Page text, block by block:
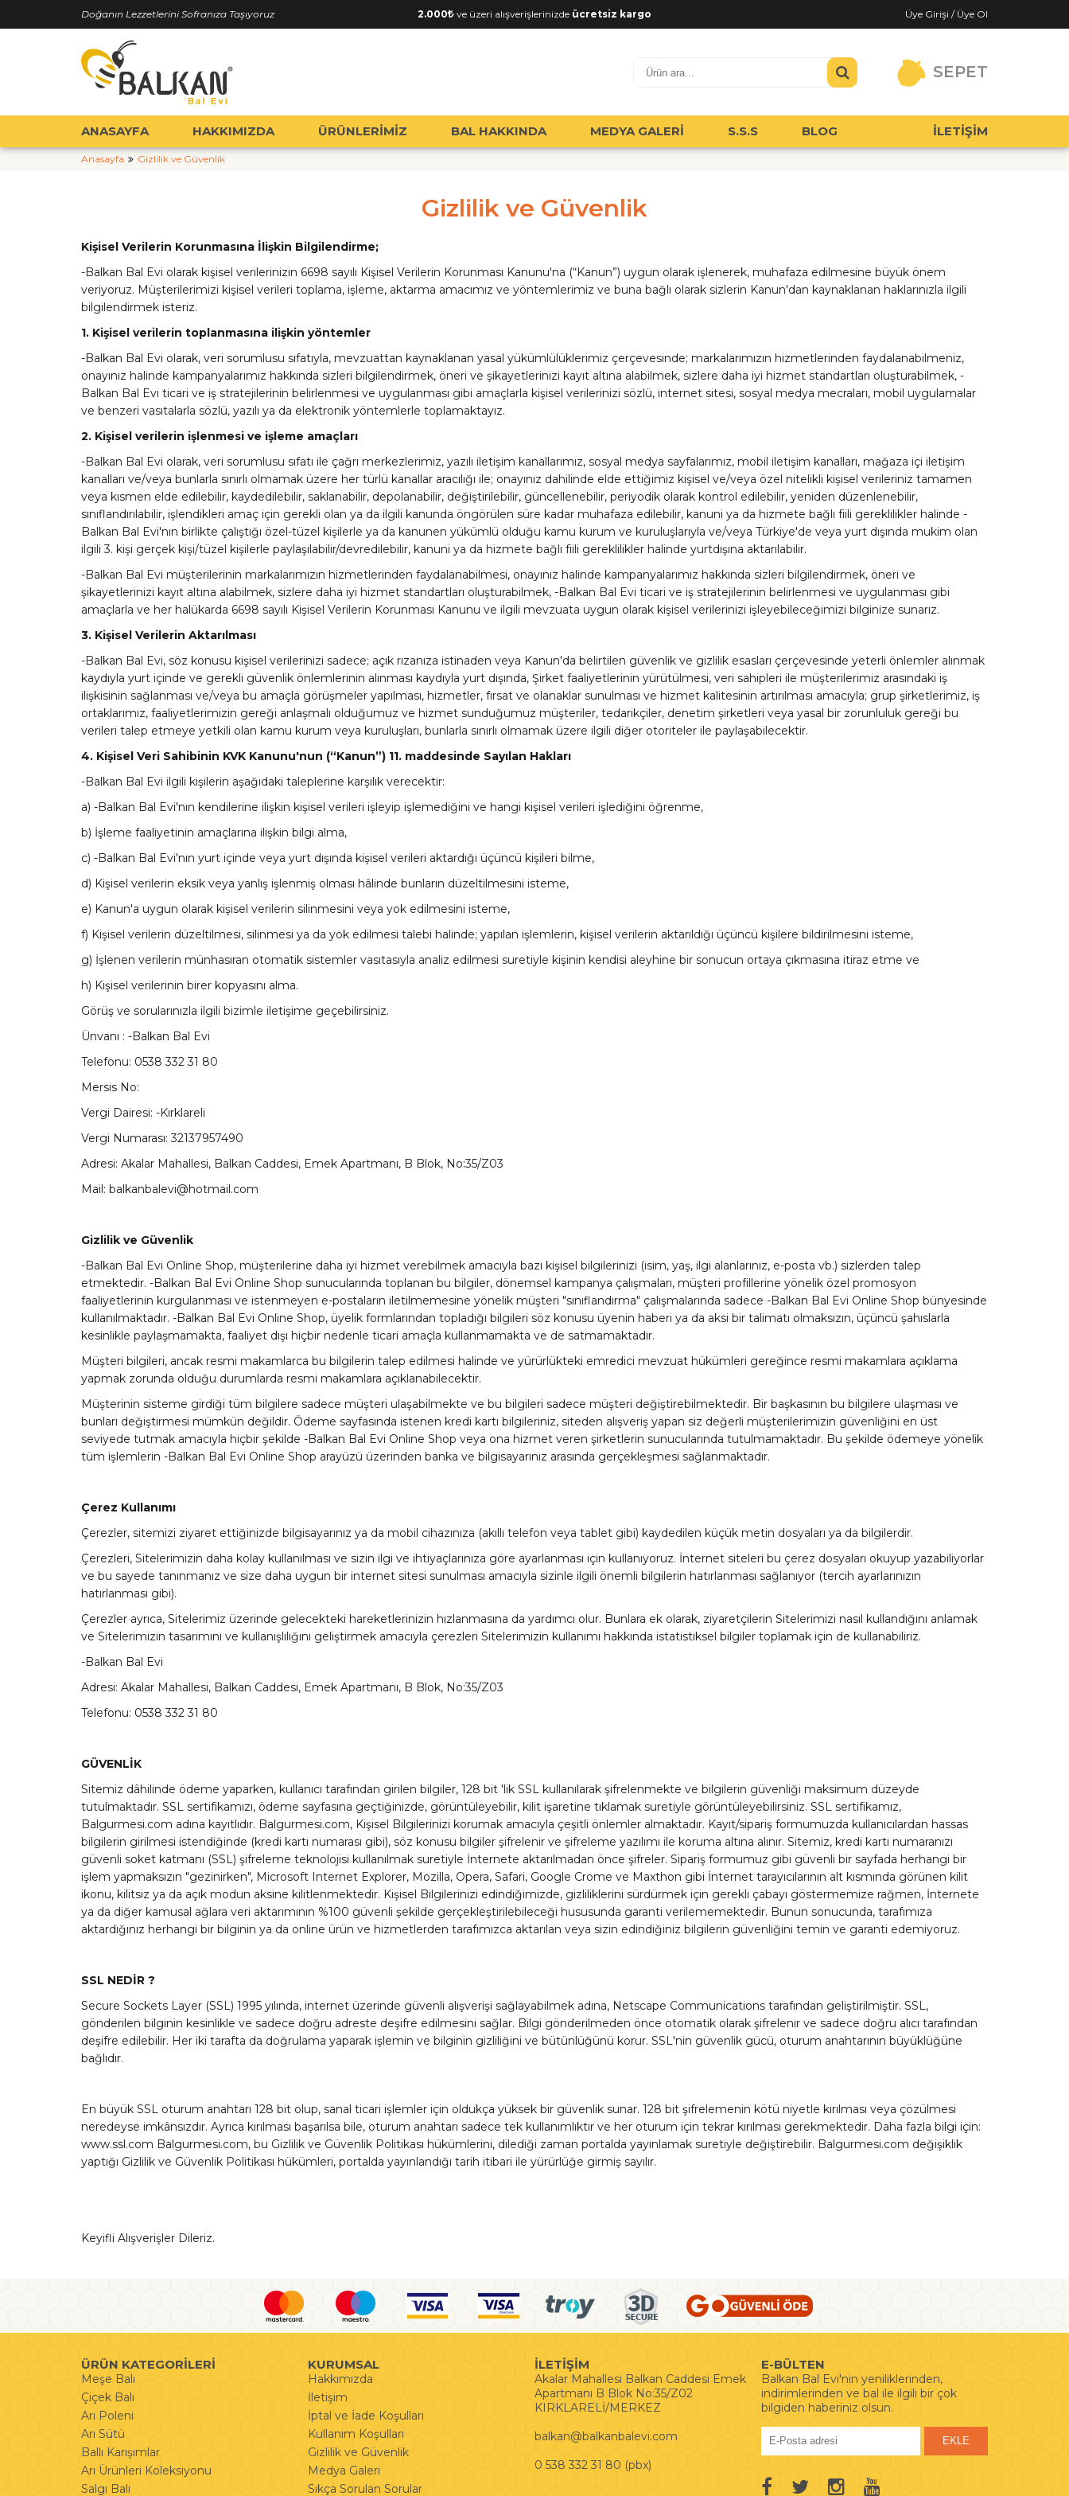
Doğanın Lezzetlerini Sofranıza Taşıyoruz 2.000 ve üzeri alışverişlerinizde ücretsiz kargo Üye Girişi / Üye Ol
SEPET
ANASAYFA HAKKIMIZDA ÜRÜNLERİMİZ BAL HAKKINDA MEDYA GALERİ S.S.S BLOG İLETİŞİM
Anasayfa Gizlilik ve Güvenlik
Gizlilik ve Güvenlik
Kişisel Verilerin Korunmasına İlişkin Bilgilendirme;
-Balkan Bal Evi olarak kişisel verilerinizin 6698 sayılı Kişisel Verilerin Korunması Kanunu'na (“Kanun”) uygun olarak işlenerek, muhafaza edilmesine büyük önem
veriyoruz. Müşterilerimizi kişisel verileri toplama, işleme, aktarma amacımız ve yöntemlerimiz ve buna bağlı olarak sizlerin Kanun'dan kaynaklanan haklarınızla ilgili
bilgilendirmek isteriz.
1. Kişisel verilerin toplanmasına ilişkin yöntemler
-Balkan Bal Evi olarak, veri sorumlusu sıfatıyla, mevzuattan kaynaklanan yasal yükümlülüklerimiz çerçevesinde; markalarımızın hizmetlerinden faydalanabilmeniz,
onayınız halinde kampanyalarımız hakkında sizleri bilgilendirmek, öneri ve şikayetlerinizi kayıt altına alabilmek, sizlere daha iyi hizmet standartları oluşturabilmek, -
Balkan Bal Evi ticari ve iş stratejilerinin belirlenmesi ve uygulanması gibi amaçlarla kişisel verilerinizi sözlü, internet sitesi, sosyal medya mecraları, mobil uygulamalar
ve benzeri vasıtalarla sözlü, yazılı ya da elektronik yöntemlerle toplamaktayız.
2. Kişisel verilerin işlenmesi ve işleme amaçları
-Balkan Bal Evi olarak, veri sorumlusu sıfatı ile çağrı merkezlerimiz, yazılı iletişim kanallarımız, sosyal medya sayfalarımız, mobil iletişim kanalları, mağaza içi iletişim
kanalları ve/veya bunlarla sınırlı olmamak üzere her türlü kanallar aracılığı ile; onayınız dahilinde elde ettiğimiz kişisel ve/veya özel nitelikli kişisel verileriniz tamamen
veya kısmen elde edilebilir, kaydedilebilir, saklanabilir, depolanabilir, değiştirilebilir, güncellenebilir, periyodik olarak kontrol edilebilir, yeniden düzenlenebilir,
sınıflandırılabilir, işlendikleri amaç için gerekli olan ya da ilgili kanunda öngörülen süre kadar muhafaza edilebilir, kanuni ya da hizmete bağlı fiili gereklilikler halinde -
Balkan Bal Evi'nın birlikte çalıştığı özel-tüzel kişilerle ya da kanunen yükümlü olduğu kamu kurum ve kuruluşlarıyla ve/veya Türkiye'de veya yurt dışında mukim olan
ilgili 3. kişi gerçek kişi/tüzel kişilerle paylaşılabilir/devredilebilir, kanuni ya da hizmete bağlı fiili gereklilikler halinde yurtdışına aktarılabilir.
-Balkan Bal Evi müşterilerinin markalarımızın hizmetlerinden faydalanabilmesi, onayınız halinde kampanyalarımız hakkında sizleri bilgilendirmek, öneri ve
şikayetlerinizi kayıt altına alabilmek, sizlere daha iyi hizmet standartları oluşturabilmek, -Balkan Bal Evi ticari ve iş stratejilerinin belirlenmesi ve uygulanması gibi
amaçlarla ve her halükarda 6698 sayılı Kişisel Verilerin Korunması Kanunu ve ilgili mevzuata uygun olarak kişisel verilerinizi işleyebileceğimizi bilginize sunarız.
3. Kişisel Verilerin Aktarılması
-Balkan Bal Evi, söz konusu kişisel verilerinizi sadece; açık rızanıza istinaden veya Kanun'da belirtilen güvenlik ve gizlilik esasları çerçevesinde yeterli önlemler alınmak
kaydıyla yurt içinde ve gerekli güvenlik önlemlerinin alınması kaydıyla yurt dışında, Şirket faaliyetlerinin yürütülmesi, veri sahipleri ile müşterilerimiz arasındaki iş
ilişkisinin sağlanması ve/veya bu amaçla görüşmeler yapılması, hizmetler, fırsat ve olanaklar sunulması ve hizmet kalitesinin artırılması amacıyla; grup şirketlerimiz, iş
ortaklarımız, faaliyetlerimizin gereği anlaşmalı olduğumuz ve hizmet sunduğumuz müşteriler, tedarikçiler, denetim şirketleri veya yasal bir zorunluluk gereği bu
verileri talep etmeye yetkili olan kamu kurum veya kuruluşları, bunlarla sınırlı olmamak üzere ilgili diğer otoriteler ile paylaşabilecektir.
4. Kişisel Veri Sahibinin KVK Kanunu'nun (“Kanun”) 11. maddesinde Sayılan Hakları
-Balkan Bal Evi ilgili kişilerin aşağıdaki taleplerine karşılık verecektir:
a) -Balkan Bal Evi'nın kendilerine ilişkin kişisel verileri işleyip işlemediğini ve hangi kişisel verileri işlediğini öğrenme,
b) İşleme faaliyetinin amaçlarına ilişkin bilgi alma,
c) -Balkan Bal Evi'nın yurt içinde veya yurt dışında kişisel verileri aktardığı üçüncü kişileri bilme,
d) Kişisel verilerin eksik veya yanlış işlenmiş olması hâlinde bunların düzeltilmesini isteme,
e) Kanun'a uygun olarak kişisel verilerin silinmesini veya yok edilmesini isteme,
f) Kişisel verilerin düzeltilmesi, silinmesi ya da yok edilmesi talebi halinde; yapılan işlemlerin, kişisel verilerin aktarıldığı üçüncü kişilere bildirilmesini isteme,
g) İşlenen verilerin münhasıran otomatik sistemler vasıtasıyla analiz edilmesi suretiyle kişinin kendisi aleyhine bir sonucun ortaya çıkmasına itiraz etme ve
h) Kişisel verilerinin birer kopyasını alma.
Görüş ve sorularınızla ilgili bizimle iletişime geçebilirsiniz.
Ünvanı : -Balkan Bal Evi
Telefonu: 0538 332 31 80
Mersis No:
Vergi Dairesi: -Kırklareli
Vergi Numarası: 32137957490
Adresi: Akalar Mahallesi, Balkan Caddesi, Emek Apartmanı, B Blok, No:35/Z03
Mail: balkanbalevi@hotmail.com
Gizlilik ve Güvenlik
-Balkan Bal Evi Online Shop, müşterilerine daha iyi hizmet verebilmek amacıyla bazı kişisel bilgilerinizi (isim, yaş, ilgi alanlarınız, e-posta vb.) sizlerden talep
etmektedir. -Balkan Bal Evi Online Shop sunucularında toplanan bu bilgiler, dönemsel kampanya çalışmaları, müşteri profillerine yönelik özel promosyon
faaliyetlerinin kurgulanması ve istenmeyen e-postaların iletilmemesine yönelik müşteri "sınıflandırma" çalışmalarında sadece -Balkan Bal Evi Online Shop bünyesinde
kullanılmaktadır. -Balkan Bal Evi Online Shop, üyelik formlarından topladığı bilgileri söz konusu üyenin haberi ya da aksi bir talimatı olmaksızın, üçüncü şahıslarla
kesinlikle paylaşmamakta, faaliyet dışı hiçbir nedenle ticari amaçla kullanmamakta ve de satmamaktadır.
Müşteri bilgileri, ancak resmi makamlarca bu bilgilerin talep edilmesi halinde ve yürürlükteki emredici mevzuat hükümleri gereğince resmi makamlara açıklama
yapmak zorunda olduğu durumlarda resmi makamlara açıklanabilecektir.
Müşterinin sisteme girdiği tüm bilgilere sadece müşteri ulaşabilmekte ve bu bilgileri sadece müşteri değiştirebilmektedir. Bir başkasının bu bilgilere ulaşması ve
bunları değiştirmesi mümkün değildir. Ödeme sayfasında istenen kredi kartı bilgileriniz, siteden alışveriş yapan siz değerli müşterilerimizin güvenliğini en üst
seviyede tutmak amacıyla hiçbir şekilde -Balkan Bal Evi Online Shop veya ona hizmet veren şirketlerin sunucularında tutulmamaktadır. Bu şekilde ödemeye yönelik
tüm işlemlerin -Balkan Bal Evi Online Shop arayüzü üzerinden banka ve bilgisayarınız arasında gerçekleşmesi sağlanmaktadır.
Çerez Kullanımı
Çerezler, sitemizi ziyaret ettiğinizde bilgisayarınız ya da mobil cihazınıza (akıllı telefon veya tablet gibi) kaydedilen küçük metin dosyaları ya da bilgilerdir.
Çerezleri, Sitelerimizin daha kolay kullanılması ve sizin ilgi ve ihtiyaçlarınıza göre ayarlanması için kullanıyoruz. İnternet siteleri bu çerez dosyaları okuyup yazabiliyorlar
ve bu sayede tanınmanız ve size daha uygun bir internet sitesi sunulması amacıyla sizinle ilgili önemli bilgilerin hatırlanması sağlanıyor (tercih ayarlarınızın
hatırlanması gibi).
Çerezler ayrıca, Sitelerimiz üzerinde gelecekteki hareketlerinizin hızlanmasına da yardımcı olur. Bunlara ek olarak, ziyaretçilerin Sitelerimizi nasıl kullandığını anlamak
ve Sitelerimizin tasarımını ve kullanışlılığını geliştirmek amacıyla çerezleri Sitelerimizin kullanımı hakkında istatistiksel bilgiler toplamak için de kullanabiliriz.
-Balkan Bal Evi
Adresi: Akalar Mahallesi, Balkan Caddesi, Emek Apartmanı, B Blok, No:35/Z03
Telefonu: 0538 332 31 80
GÜVENLİK
Sitemiz dâhilinde ödeme yaparken, kullanıcı tarafından girilen bilgiler, 128 bit 'lik SSL kullanılarak şifrelenmekte ve bilgilerin güvenliği maksimum düzeyde
tutulmaktadır. SSL sertifikamızı, ödeme sayfasına geçtiğinizde, görüntüleyebilir, kilit işaretine tıklamak suretiyle görüntüleyebilirsiniz. SSL sertifikamız,
Balgurmesi.com adına kayıtlıdır. Balgurmesi.com, Kişisel Bilgilerinizi korumak amacıyla çeşitli önlemler almaktadır. Kayıt/sipariş formumuzda kullanıcılardan hassas
bilgilerin girilmesi istendiğinde (kredi kartı numarası gibi), söz konusu bilgiler şifrelenir ve şifreleme yazılımı ile koruma altına alınır. Sitemiz, kredi kartı numaranızı
güvenli soket katmanı (SSL) şifreleme teknolojisi kullanılmak suretiyle İnternete aktarılmadan önce şifreler. Sipariş formumuz gibi güvenli bir sayfada herhangi bir
işlem yapmaksızın "gezinirken", Microsoft Internet Explorer, Mozilla, Opera, Safari, Google Crome ve Maxthon gibi İnternet tarayıcılarının alt kısmında görünen kilit
ikonu, kilitsiz ya da açık modun aksine kilitlenmektedir. Kişisel Bilgilerinizi edindiğimizde, gizliliklerini sürdürmek için gerekli çabayı göstermemize rağmen, İnternete
ya da diğer kamusal ağlara veri aktarımının %100 güvenli şekilde gerçekleştirilebileceği hususunda garanti verilememektedir. Bunun sonucunda, tarafımıza
aktardığınız herhangi bir bilginin ya da online ürün ve hizmetlerden tarafımızca aktarılan veya sizin edindiğiniz bilgilerin güvenliğini temin ve garanti edemiyoruz.
SSL NEDİR ?
Secure Sockets Layer (SSL) 1995 yılında, internet üzerinde güvenli alışverişi sağlayabilmek adına, Netscape Communications tarafından geliştirilmiştir. SSL,
gönderilen bilginin kesinlikle ve sadece doğru adreste deşifre edilmesini sağlar. Bilgi gönderilmeden önce otomatik olarak şifrelenir ve sadece doğru alıcı tarafından
deşifre edilebilir. Her iki tarafta da doğrulama yaparak işlemin ve bilginin gizliliğini ve bütünlüğünü korur. SSL'nin güvenlik gücü, oturum anahtarının büyüklüğüne
bağlıdır.
En büyük SSL oturum anahtarı 128 bit olup, sanal ticari işlemler için oldukça yüksek bir güvenlik sunar. 128 bit şifrelemenin kötü niyetle kırılması veya çözülmesi
neredeyse imkânsızdır. Ayrıca kırılması başarılsa bile, oturum anahtarı sadece tek kullanımlıktır ve her oturum için tekrar kırılması gerekmektedir. Daha fazla bilgi için:
www.ssl.com Balgurmesi.com, bu Gizlilik ve Güvenlik Politikası hükümlerini, dilediği zaman portalda yayınlamak suretiyle değiştirebilir. Balgurmesi.com değişiklik
yaptığı Gizlilik ve Güvenlik Politikası hükümleri, portalda yayınlandığı tarih itibari ile yürürlüğe girmiş sayılır.
Keyifli Alışverişler Dileriz.
ÜRÜN KATEGORİLERİ
Meşe Balı
Çiçek Balı
Arı Poleni
Arı Sütü
Ballı Karışımlar
Arı Ürünleri Koleksiyonu
Salgı Balı
KURUMSAL
Hakkımızda
İletişim
İptal ve İade Koşulları
Kullanım Koşulları
Gizlilik ve Güvenlik
Medya Galeri
Sıkça Sorulan Sorular
İLETİŞİM
Akalar Mahallesi Balkan Caddesi Emek
Apartmanı B Blok No:35/Z02
KIRKLARELİ/MERKEZ
balkan@balkanbalevi.com
0 538 332 31 80 (pbx)
E-BÜLTEN
Balkan Bal Evi'nin yeniliklerinden,
indirimlerinden ve bal ile ilgili bir çok
bilgiden haberiniz olsun.
EKLE